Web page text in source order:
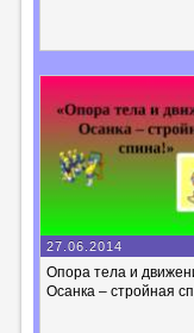
27.06.2014
Опора тела и
Осанка – стройная